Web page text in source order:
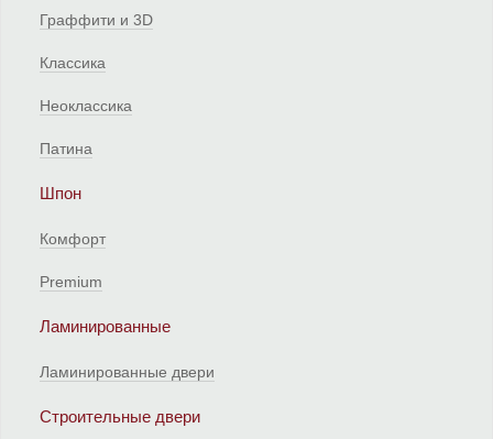
Граффити и 3D
Классика
Неоклассика
Патина
Шпон
Комфорт
Premium
Ламинированные
Ламинированные двери
Строительные двери